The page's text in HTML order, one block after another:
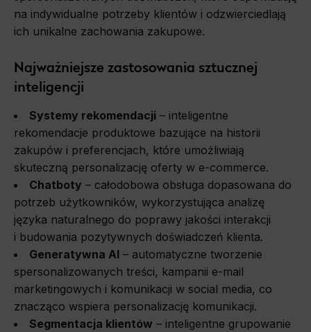
na indywidualne potrzeby klientów i odzwierciedlają
ich unikalne zachowania zakupowe.
Najważniejsze zastosowania sztucznej
inteligencji
Systemy rekomendacji – inteligentne
rekomendacje produktowe bazujące na historii
zakupów i preferencjach, które umożliwiają
skuteczną personalizację oferty w e-commerce.
Chatboty – całodobowa obsługa dopasowana do
potrzeb użytkowników, wykorzystująca analizę
języka naturalnego do poprawy jakości interakcji
i budowania pozytywnych doświadczeń klienta.
Generatywna AI – automatyczne tworzenie
spersonalizowanych treści, kampanii e-mail
marketingowych i komunikacji w social media, co
znacząco wspiera personalizację komunikacji.
Segmentacja klientów – inteligentne grupowanie